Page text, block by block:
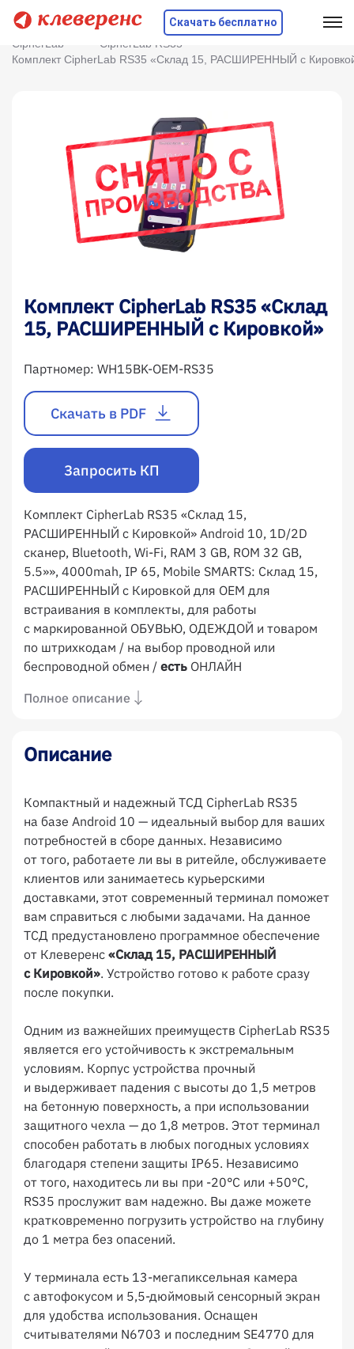
Скачать бесплатно
Главная Оборудование
ТСД
CipherLab
CipherLab RS35
Комплект CipherLab RS35 «Склад 15, РАСШИРЕННЫЙ с
Комплект CipherLab RS35 «Склад
15, РАСШИРЕННЫЙ с Кировкой»
Партномер: WH15BK-OEM-RS35
Скачать в PDF
Запросить КП
Комплект CipherLab RS35 «Склад 15,
РАСШИРЕННЫЙ с Кировкой» Android 10, 1D/2D
сканер, Bluetooth, Wi-Fi, RAM 3 GB, ROM 32 GB,
5.5»», 4000mah, IP 65, Mobile SMARTS: Склад 15,
РАСШИРЕННЫЙ с Кировкой для OEM для
встраивания в комплекты, для работы
с маркированной ОБУВЬЮ, ОДЕЖДОЙ и товаром
по штрихкодам / на выбор проводной или
беспроводной обмен / есть ОНЛАЙН
Полное описание
Описание
Компактный и надежный ТСД CipherLab RS35
на базе Android 10 — идеальный выбор для ваших
потребностей в сборе данных. Независимо
от того, работаете ли вы в ритейле, обслуживаете
клиентов или занимаетесь курьерскими
доставками, этот современный терминал поможет
вам справиться с любыми задачами. На данное
ТСД предустановлено программное обеспечение
от Клеверенс «Склад 15, РАСШИРЕННЫЙ
с Кировкой». Устройство готово к работе сразу
после покупки.
Одним из важнейших преимуществ CipherLab RS35
является его устойчивость к экстремальным
условиям. Корпус устройства прочный
и выдерживает падения с высоты до 1,5 метров
на бетонную поверхность, а при использовании
защитного чехла — до 1,8 метров. Этот терминал
способен работать в любых погодных условиях
благодаря степени защиты IP65. Независимо
от того, находитесь ли вы при -20°C или +50°C,
RS35 прослужит вам надежно. Вы даже можете
кратковременно погрузить устройство на глубину
до 1 метра без опасений.
У терминала есть 13-мегапиксельная камера
с автофокусом и 5,5-дюймовый сенсорный экран
для удобства использования. Оснащен
считывателями N6703 и последним SE4770 для